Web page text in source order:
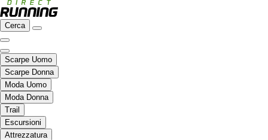
Cerca
Scarpe Uomo
Scarpe Donna
Moda Uomo
Moda Donna
Trail
Escursioni
Attrezzatura